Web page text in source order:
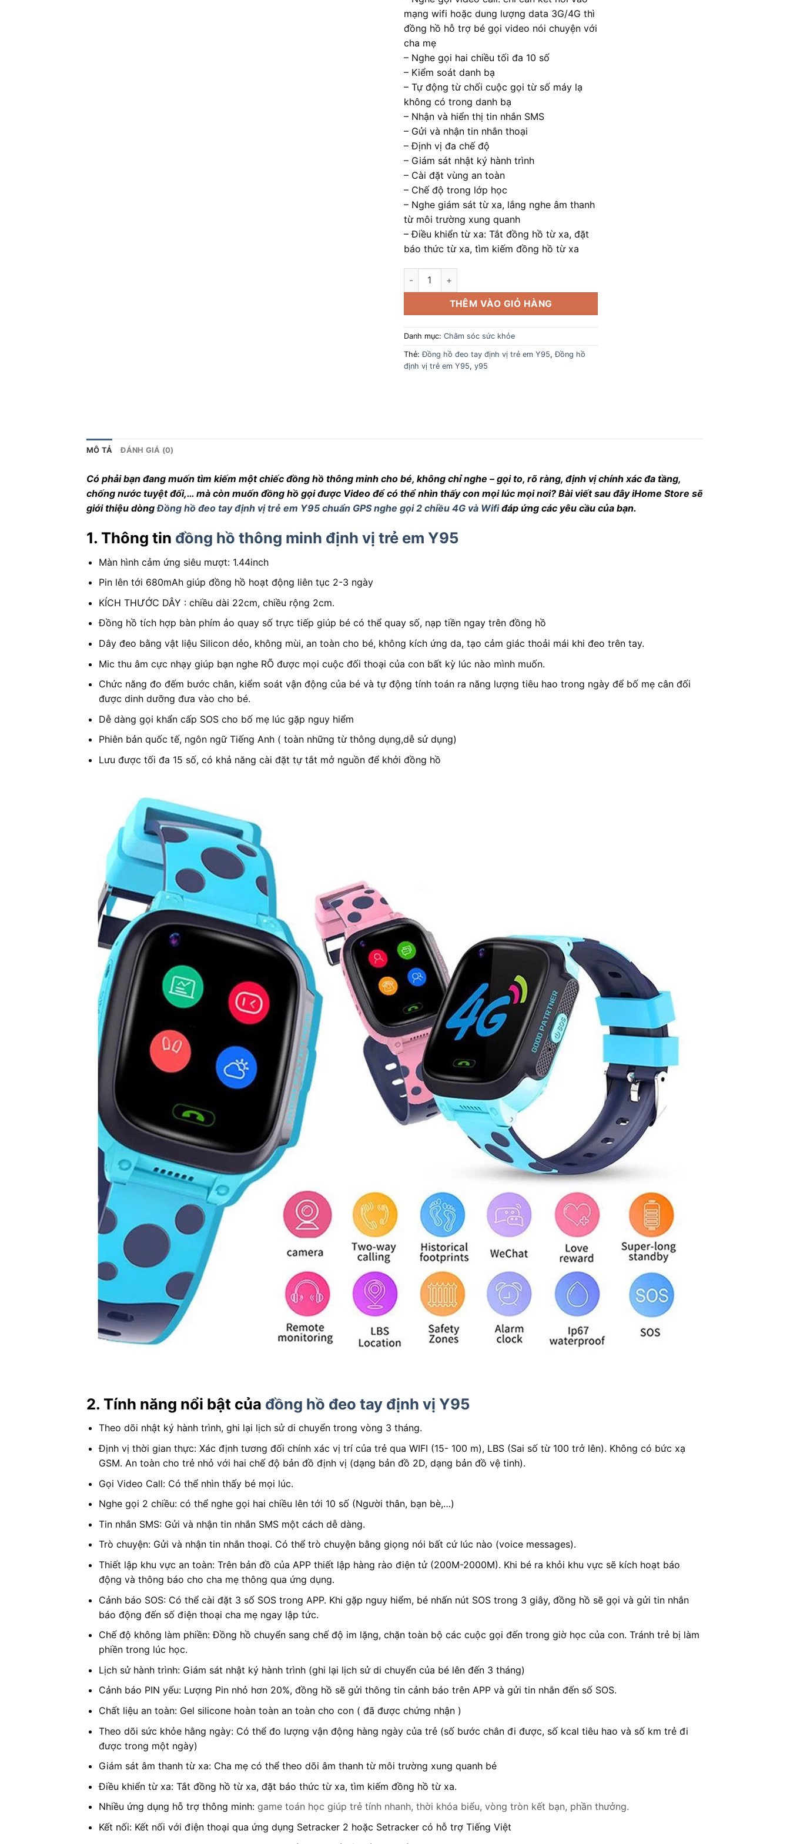
mạng wifi hoặc dung lượng data 3G/4G thì
đồng hồ hỗ trợ bé gọi video nói chuyện với
cha mẹ
– Nghe gọi hai chiều tối đa 10 số
– Kiểm soát danh bạ
– Tự động từ chối cuộc gọi từ số máy lạ
không có trong danh bạ
– Nhận và hiển thị tin nhắn SMS
– Gửi và nhận tin nhắn thoại
– Định vị đa chế độ
– Giám sát nhật ký hành trình
– Cài đặt vùng an toàn
– Chế độ trong lớp học
– Nghe giám sát từ xa, lắng nghe âm thanh
từ môi trường xung quanh
– Điều khiển từ xa: Tắt đồng hồ từ xa, đặt
báo thức từ xa, tìm kiếm đồng hồ từ xa
Đồng hồ đeo tay định vị trẻ em Y95 chuẩn GPS nghe gọi 2 chiều 4G và Wifi số lượng
THÊM VÀO GIỎ HÀNG
Danh mục: Chăm sóc sức khỏe
Thẻ:Đồng hồ đeo tay định vị trẻ em Y95,Đồng hồ
định vị trẻ em Y95, y95
MÔ TẢ ĐÁNH GIÁ (0)
Có phải bạn đang muốn tìm kiếm một chiếc đồng hồ thông minh cho bé, không chỉ nghe – gọi to, rõ ràng, định vị chính xác đa tầng,
chống nước tuyệt đối,… mà còn muốn đồng hồ gọi được Video để có thể nhìn thấy con mọi lúc mọi nơi? Bài viết sau đây iHome Store sẽ
giới thiệu dòngĐồng hồ đeo tay định vị trẻ em Y95 chuẩn GPS nghe gọi 2 chiều 4G và Wifiđáp ứng các yêu cầu của bạn.
1. Thông tin đồng hồ thông minh định vị trẻ em Y95
Màn hình cảm ứng siêu mượt: 1.44inch
Pin lên tới 680mAh giúp đồng hồ hoạt động liên tục 2-3 ngày
KÍCH THƯỚC DÂY : chiều dài 22cm, chiều rộng 2cm.
Đồng hồ tích hợp bàn phím ảo quay số trực tiếp giúp bé có thể quay số, nạp tiền ngay trên đồng hồ
Dây đeo bằng vật liệu Silicon dẻo, không mùi, an toàn cho bé, không kích ứng da, tạo cảm giác thoải mái khi đeo trên tay.
Mic thu âm cực nhạy giúp bạn nghe RÕ được mọi cuộc đối thoại của con bất kỳ lúc nào mình muốn.
Chức năng đo đếm bước chân, kiểm soát vận động của bé và tự động tính toán ra năng lượng tiêu hao trong ngày để bố mẹ cân đối
được dinh dưỡng đưa vào cho bé.
Dễ dàng gọi khẩn cấp SOS cho bố mẹ lúc gặp nguy hiểm
Phiên bản quốc tế, ngôn ngữ Tiếng Anh ( toàn những từ thông dụng,dễ sử dụng)
Lưu được tối đa 15 số, có khả năng cài đặt tự tắt mở nguồn để khởi đồng hồ
2. Tính năng nổi bật của đồng hồ đeo tay định vị Y95
Theo dõi nhật ký hành trình, ghi lại lịch sử di chuyển trong vòng 3 tháng.
Định vị thời gian thực: Xác định tương đối chính xác vị trí của trẻ qua WIFI (15- 100 m), LBS (Sai số từ 100 trở lên). Không có bức xạ
GSM. An toàn cho trẻ nhỏ với hai chế độ bản đồ định vị (dạng bản đồ 2D, dạng bản đồ vệ tinh).
Gọi Video Call: Có thể nhìn thấy bé mọi lúc.
Nghe gọi 2 chiều: có thể nghe gọi hai chiều lên tới 10 số (Người thân, bạn bè,…)
Tin nhắn SMS: Gửi và nhận tin nhắn SMS một cách dễ dàng.
Trò chuyện: Gửi và nhận tin nhắn thoại. Có thể trò chuyện bằng giọng nói bất cứ lúc nào (voice messages).
Thiết lập khu vực an toàn: Trên bản đồ của APP thiết lập hàng rào điện tử (200M-2000M). Khi bé ra khỏi khu vực sẽ kích hoạt báo
động và thông báo cho cha mẹ thông qua ứng dụng.
Cảnh báo SOS: Có thể cài đặt 3 số SOS trong APP. Khi gặp nguy hiểm, bé nhấn nút SOS trong 3 giây, đồng hồ sẽ gọi và gửi tin nhắn
báo động đến số điện thoại cha mẹ ngay lập tức.
Chế độ không làm phiền: Đồng hồ chuyển sang chế độ im lặng, chặn toàn bộ các cuộc gọi đến trong giờ học của con. Tránh trẻ bị làm
phiền trong lúc học.
Lịch sử hành trình: Giám sát nhật ký hành trình (ghi lại lịch sử di chuyển của bé lên đến 3 tháng)
Cảnh báo PIN yếu: Lượng Pin nhỏ hơn 20%, đồng hồ sẽ gửi thông tin cảnh báo trên APP và gửi tin nhắn đến số SOS.
Chất liệu an toàn: Gel silicone hoàn toàn an toàn cho con ( đã được chứng nhận )
Theo dõi sức khỏe hằng ngày: Có thể đo lượng vận động hàng ngày của trẻ (số bước chân đi được, số kcal tiêu hao và số km trẻ đi
được trong một ngày)
Giám sát âm thanh từ xa: Cha mẹ có thể theo dõi âm thanh từ môi trường xung quanh bé
Điều khiển từ xa: Tắt đồng hồ từ xa, đặt báo thức từ xa, tìm kiếm đồng hồ từ xa.
Nhiều ứng dụng hỗ trợ thông minh:game toán học giúp trẻ tính nhanh, thời khóa biểu, vòng tròn kết bạn, phần thưởng.
Kết nối: Kết nối với điện thoại qua ứng dụng Setracker 2 hoặc Setracker có hỗ trợ Tiếng Việt